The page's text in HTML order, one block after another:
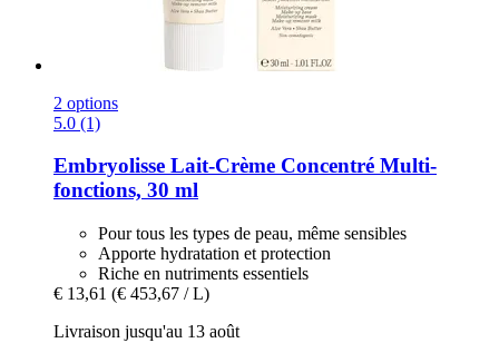
2 options
5.0 (1)
Embryolisse Lait-​Crème Concentré Multi-​
fonctions, 30 ml
Pour tous les types de peau, même sensibles
Apporte hydratation et protection
Riche en nutriments essentiels
€ 13,61 (€ 453,67 / L)
Livraison jusqu'au 13 août